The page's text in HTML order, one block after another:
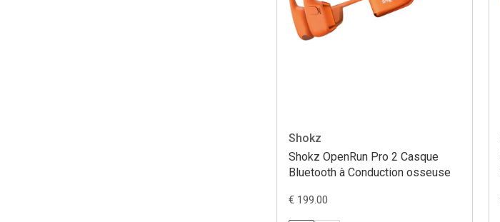
Shokz
Shokz OpenRun Pro 2 Casque
Bluetooth à Conduction osseuse
€ 199.00